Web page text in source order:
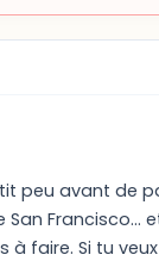
peu avant de
faire. Si tu